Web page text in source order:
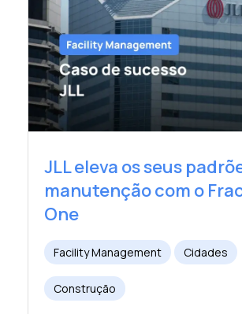
JLL eleva os seus
manutenção com o
One
Facility Management Cidades
Construção